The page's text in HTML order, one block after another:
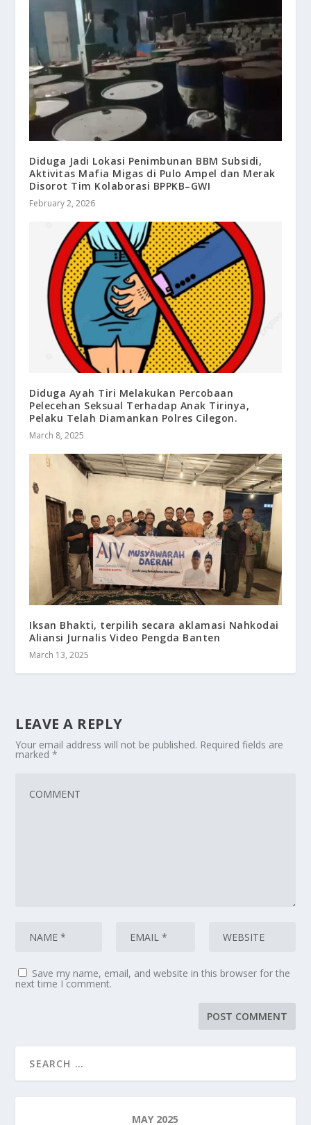
Diduga Jadi Lokasi Penimbunan BBM Subsidi,
Aktivitas Mafia Migas di Pulo Ampel dan Merak
Disorot Tim Kolaborasi BPPKB–GWI
February 2, 2026
Diduga Ayah Tiri Melakukan Percobaan
Pelecehan Seksual Terhadap Anak Tirinya,
Pelaku Telah Diamankan Polres Cilegon.
March 8, 2025
Iksan Bhakti, terpilih secara aklamasi Nahkodai
Aliansi Jurnalis Video Pengda Banten
March 13, 2025
LEAVE A REPLY
Your email address will not be published. Required fields are
marked*
Save my name, email, and website in this browser for the
next time I comment.
MAY 2025